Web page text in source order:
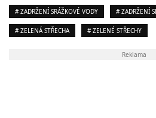
# ZADRŽENÍ SRÁŽKOVÉ VODY # ZADRŽENÍ
# ZELENÁ STŘECHA # ZELENÉ STŘECHY
Reklama